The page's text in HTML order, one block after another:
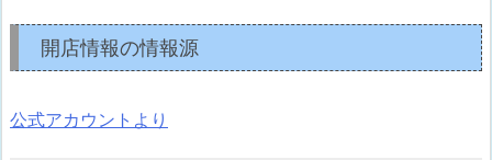
開店情報の情報源
公式アカウントより